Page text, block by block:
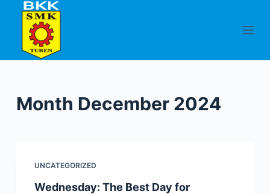
p
cMonth December 2024
UNCATEGORIZED
Wednesday: The Best Day for